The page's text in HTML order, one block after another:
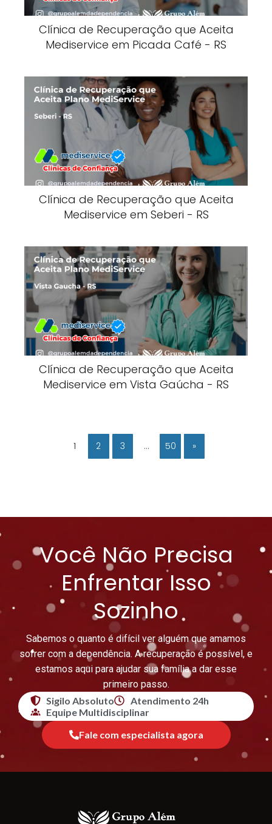
Clínica de Recuperação que Aceita
Mediservice em Picada Café - RS
Clínica de Recuperação que Aceita
Mediservice em Seberi - RS
Clínica de Recuperação que Aceita
Mediservice em Vista Gaúcha - RS
1 2 3 … 50 »
Você Não Precisa
Enfrentar Isso
Sozinho
Sabemos o quanto é difícil ver alguém que amamos
sofrer com a dependência. A recuperação é possível, e
estamos aqui para ajudar sua família a dar esse
primeiro passo.
Sigilo Absoluto
Atendimento 24h
Equipe Multidisciplinar
Fale com especialista agora